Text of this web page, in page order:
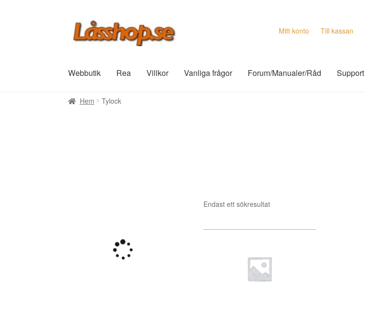
Hoppa
till
Hoppa
till
Mitt konto Till kassan
Webbutik Rea Villkor Vanliga frågor Forum/Manualer/Råd Support
Hem Tylock
Endast ett sökresultat